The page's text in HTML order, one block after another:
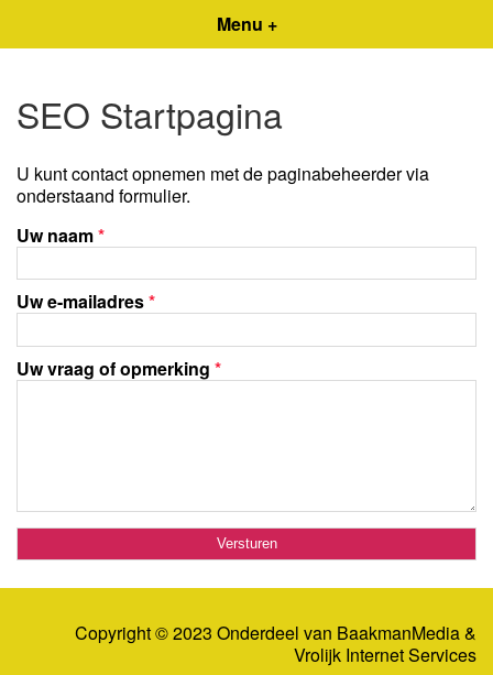
Menu +
SEO Startpagina
U kunt contact opnemen met de paginabeheerder via
onderstaand formulier.
Uw naam*
Uw e-mailadres*
Uw vraag of opmerking *
Copyright © 2023 Onderdeel van BaakmanMedia&
Vrolijk Internet Services